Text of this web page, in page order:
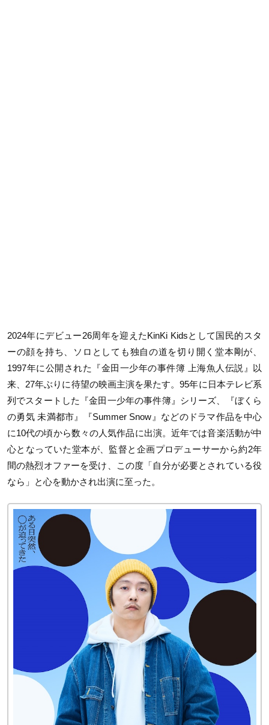
2024年にデビュー26周年を迎えたKinKi Kidsとして国民的スタ
ーの顔を持ち、ソロとしても独自の道を切り開く堂本剛が、
1997年に公開された『金田一少年の事件簿 上海魚人伝説』以
来、27年ぶりに待望の映画主演を果たす。95年に日本テレビ系
列でスタートした『金田一少年の事件簿』シリーズ、『ぼくら
の勇気 未満都市』『Summer Snow』などのドラマ作品を中心
に10代の頃から数々の人気作品に出演。近年では音楽活動が中
心となっていた堂本が、監督と企画プロデューサーから約2年
間の熱烈オファーを受け、この度「自分が必要とされている役
なら」と心を動かされ出演に至った。